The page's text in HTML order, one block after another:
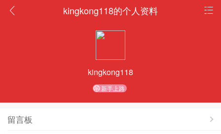
kingkong118的个人资料
kingkong118
新手上路
留言板